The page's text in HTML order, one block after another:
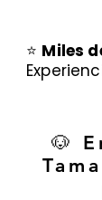
⭐ Miles
🐶